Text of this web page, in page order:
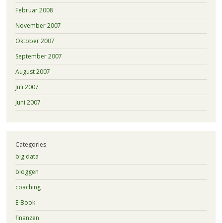
Februar 2008
November 2007
Oktober 2007
September 2007
August 2007
Juli 2007
Juni 2007
Categories
big data
bloggen
coaching
E-Book
finanzen